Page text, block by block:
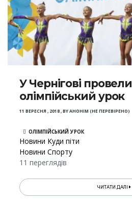
У Чернігові провели
олімпійський урок
11 ВЕРЕСНЯ , 2018,BYАНОНІМ (НЕ ПЕРЕВІРЕНО)
ОЛІМПІЙСЬКИЙ УРОК
Новини Куди піти
Новини Спорту
11 переглядів
ЧИТАТИ ДАЛІ